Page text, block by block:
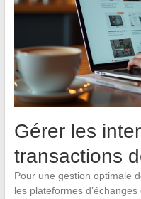
Gérer les
transactions
Pour une gestion optimale
les plateformes